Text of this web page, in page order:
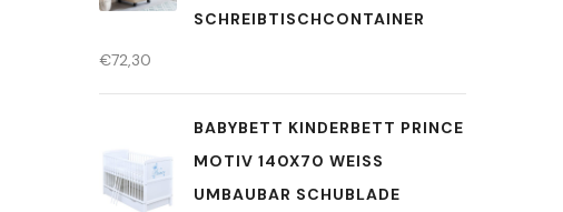
SCHREIBTISCHCONTAINER
€72,30
BABYBETT KINDERBETT PRINCE
MOTIV 140X70 WEISS U
MBAUBAR SCHUBLADE M